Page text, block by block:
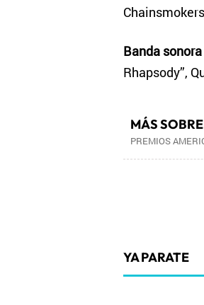
Chainsmokers
Banda
Rhapsody”,
MÁS
PREMIOS
YA PARATE